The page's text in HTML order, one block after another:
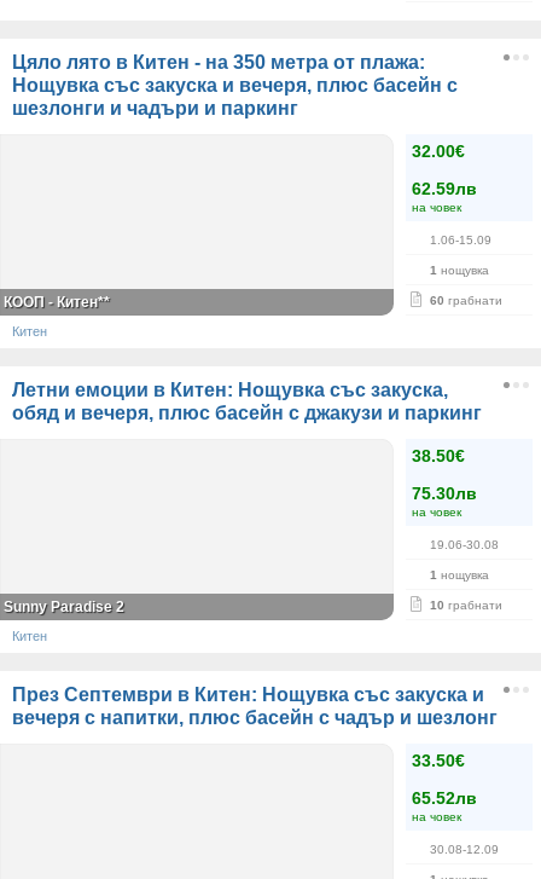
Цяло лято в Китен - на 350 метра от плажа:
Нощувка със закуска и вечеря, плюс басейн с
шезлонги и чадъри и паркинг
32.00€
62.59лв
на човек
1.06-15.09
1 нощувка
60 грабнати
КООП - Китен**
Китен
Летни емоции в Китен: Нощувка със закуска,
обяд и вечеря, плюс басейн с джакузи и паркинг
38.50€
75.30лв
на човек
19.06-30.08
1 нощувка
10 грабнати
Sunny Paradise 2
Китен
През Септември в Китен: Нощувка със закуска и
вечеря с напитки, плюс басейн с чадър и шезлонг
33.50€
65.52лв
на човек
30.08-12.09